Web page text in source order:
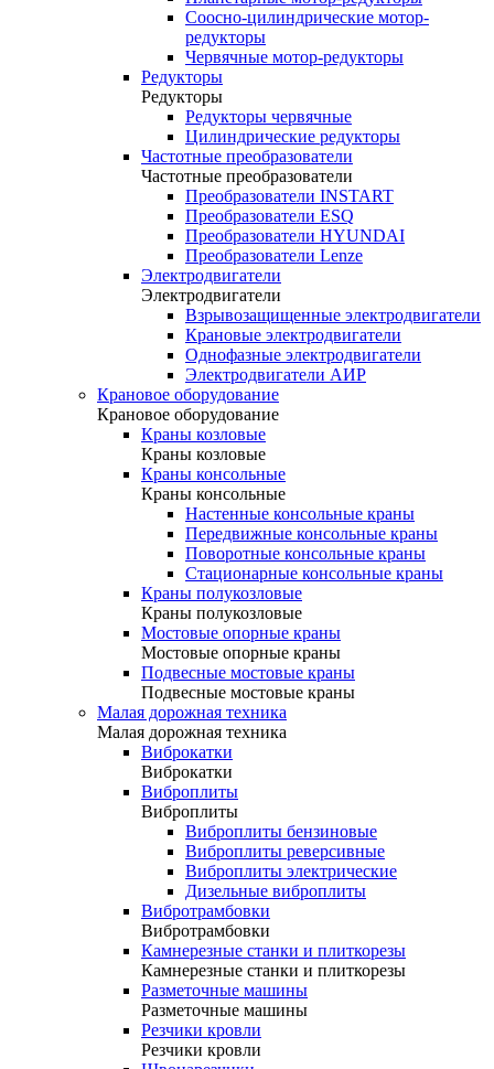
Соосно-цилиндрические мотор-
редукторы
Червячные мотор-редукторы
Редукторы
Редукторы
Редукторы червячные
Цилиндрические редукторы
Частотные преобразователи
Частотные преобразователи
Преобразователи INSTART
Преобразователи ESQ
Преобразователи HYUNDAI
Преобразователи Lenze
Электродвигатели
Электродвигатели
Взрывозащищенные электродвигатели
Крановые электродвигатели
Однофазные электродвигатели
Электродвигатели АИР
Крановое оборудование
Крановое оборудование
Краны козловые
Краны козловые
Краны консольные
Краны консольные
Настенные консольные краны
Передвижные консольные краны
Поворотные консольные краны
Стационарные консольные краны
Краны полукозловые
Краны полукозловые
Мостовые опорные краны
Мостовые опорные краны
Подвесные мостовые краны
Подвесные мостовые краны
Малая дорожная техника
Малая дорожная техника
Виброкатки
Виброкатки
Виброплиты
Виброплиты
Виброплиты бензиновые
Виброплиты реверсивные
Виброплиты электрические
Дизельные виброплиты
Вибротрамбовки
Вибротрамбовки
Камнерезные станки и плиткорезы
Камнерезные станки и плиткорезы
Разметочные машины
Разметочные машины
Резчики кровли
Резчики кровли